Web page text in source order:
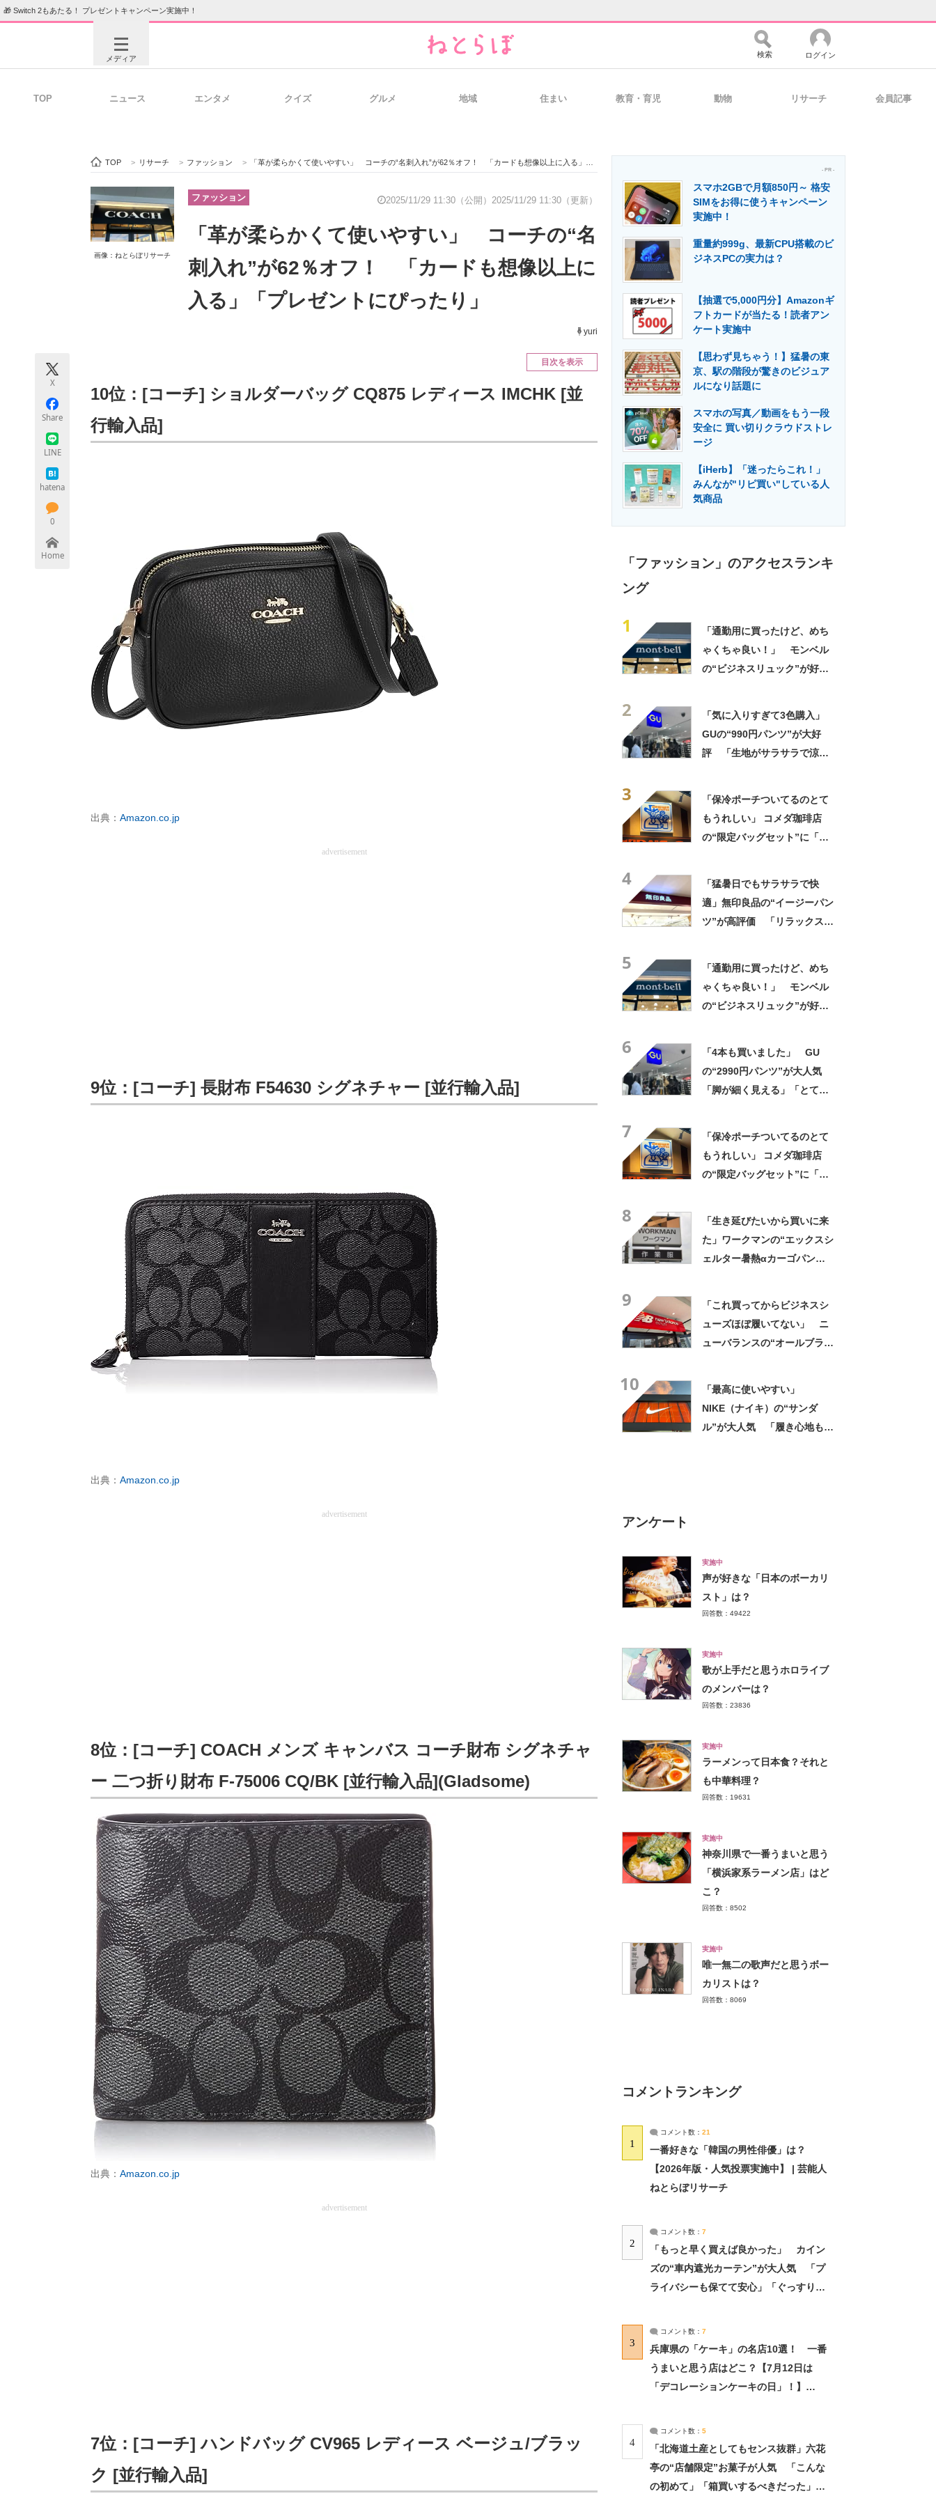
🎁 Switch 2もあたる！ プレゼントキャンペーン実施中！
メディア
ビジネスと働き方のヒント 経営リーダーのコミュニティ マーケ×ITの今がよく分かる
ITエンジニア向け専門サイト IT製品の技術・比較・事例 製造業のIT導入・活用を支援
エネルギーの専門メディア 建設×テクノロジーの最前線
ちょっと気になるネットの話題
検索 ログイン
TOP ニュース エンタメ クイズ グルメ 地域 住まい 教育・育児 動物 リサーチ 会員記事
TOP > リサーチ > ファッション > 「革が柔らかくて使いやすい」 コーチの“名刺入れ”が62％オフ！ 「カードも想像以上に入る」「プレゼントにぴったり」
画像：ねとらぼリサーチ
ファッション 2025/11/29 11:30（公開） 2025/11/29 11:30（更新）
「革が柔らかくて使いやすい」 コーチの“名
刺入れ”が62％オフ！ 「カードも想像以上に
入る」「プレゼントにぴったり」
yuri
X
Share
LINE
hatena
0
Home
目次を表示
10位：[コーチ] ショルダーバッグ CQ875 レディース IMCHK [並
行輸入品]
出典： Amazon.co.jp
advertisement
9位：[コーチ] 長財布 F54630 シグネチャー [並行輸入品]
出典： Amazon.co.jp
advertisement
8位：[コーチ] COACH メンズ キャンバス コーチ財布 シグネチャ
ー 二つ折り財布 F-75006 CQ/BK [並行輸入品](Gladsome)
出典： Amazon.co.jp
advertisement
7位：[コーチ] ハンドバッグ CV965 レディース ベージュ/ブラッ
ク [並行輸入品]
- PR -
スマホ2GBで月額850円～ 格安
SIMをお得に使うキャンペーン
実施中！
重量約999g、最新CPU搭載のビ
ジネスPCの実力は？
【抽選で5,000円分】Amazonギ
フトカードが当たる！読者アン
ケート実施中
【思わず見ちゃう！】猛暑の東
京、駅の階段が驚きのビジュア
ルになり話題に
スマホの写真／動画をもう一段
安全に 買い切りクラウドストレ
ージ
【iHerb】「迷ったらこれ！」
みんなが"リピ買い"している人
気商品
「ファッション」のアクセスランキ
ング
1
「通勤用に買ったけど、めち
ゃくちゃ良い！」 モンベル
の“ビジネスリュック”が好
2
「気に入りすぎて3色購入」
GUの“990円パンツ”が大好
評 「生地がサラサラで涼し
3
「保冷ポーチついてるのとて
もうれしい」 コメダ珈琲店
の“限定バッグセット”に「ペ
4
「猛暑日でもサラサラで快
適」無印良品の“イージーパン
ツ”が高評価 「リラックスで
5
「通勤用に買ったけど、めち
ゃくちゃ良い！」 モンベル
の“ビジネスリュック”が好
6
「4本も買いました」 GU
の“2990円パンツ”が大人気
「脚が細く見える」「とても
7
「保冷ポーチついてるのとて
もうれしい」 コメダ珈琲店
の“限定バッグセット”に「ペ
8
「生き延びたいから買いに来
た」ワークマンの“エックスシ
ェルター暑熱αカーゴパン
9
「これ買ってからビジネスシ
ューズほぼ履いてない」 ニ
ューバランスの“オールブラッ
10
「最高に使いやすい」
NIKE（ナイキ）の“サンダ
ル”が大人気 「履き心地もク
アンケート
実施中
声が好きな「日本のボーカリ
スト」は？
回答数：49422
実施中
歌が上手だと思うホロライブ
のメンバーは？
回答数：23836
実施中
ラーメンって日本食？それと
も中華料理？
回答数：19631
実施中
神奈川県で一番うまいと思う
「横浜家系ラーメン店」はど
こ？
回答数：8502
実施中
唯一無二の歌声だと思うボー
カリストは？
回答数：8069
コメントランキング
1
コメント数： 21
一番好きな「韓国の男性俳優」は？
【2026年版・人気投票実施中】 | 芸能人
ねとらぼリサーチ
2
コメント数： 7
「もっと早く買えば良かった」 カイン
ズの“車内遮光カーテン”が大人気 「プ
ライバシーも保てて安心」「ぐっすり眠
3
コメント数： 7
兵庫県の「ケーキ」の名店10選！ 一番
うまいと思う店はどこ？【7月12日は
「デコレーションケーキの日」！】
4
コメント数： 5
「北海道土産としてもセンス抜群」六花
亭の“店舗限定”お菓子が人気 「こんな
の初めて」「箱買いするべきだった」